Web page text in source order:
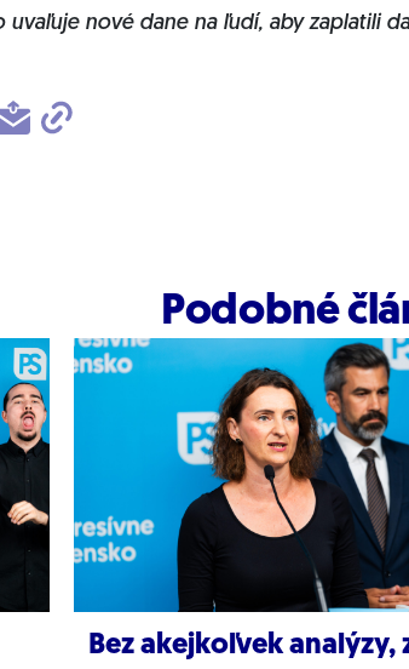
uvaľuje nové dane na ľudí, aby zaplatili
Podobné
Bez akejkoľvek analýzy,